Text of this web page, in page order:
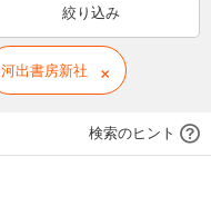
絞り込み
河出書房新社 ×
検索のヒント